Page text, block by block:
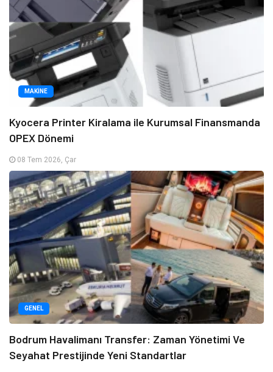
MAKINE
Kyocera Printer Kiralama ile Kurumsal Finansmanda
OPEX Dönemi
08 Tem 2026, Çar
GENEL
Bodrum Havalimanı Transfer: Zaman Yönetimi Ve
Seyahat Prestijinde Yeni Standartlar